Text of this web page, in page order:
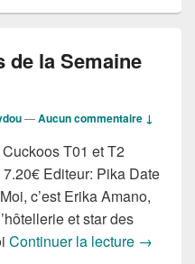
de la Semaine
—Aucun commentaire ↓
T01 et T2
Editeur: Pika Date
c’est Erika Amano,
et star des
Continuer la lecture →